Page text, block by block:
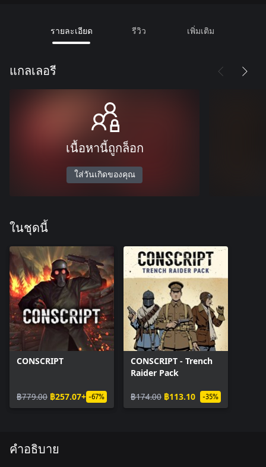
รายละเอียด รีวิว เพิ่มเติม
แกลเลอรี
เนื้อหานี้ถูกล็อก
ใส่วันเกิดของคุณ
ในชุดนี้
CONSCRIPT
฿779.00 ฿257.07+ -67%
CONSCRIPT - Trench
Raider Pack
฿174.00 ฿113.10 -35%
คำอธิบาย